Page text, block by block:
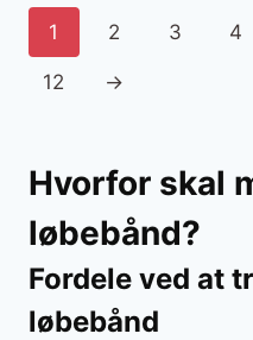
9.999 kr..
4.999
1 2 3 4
12 →
Hvorfor skal
løbebånd?
Fordele ved at
løbebånd